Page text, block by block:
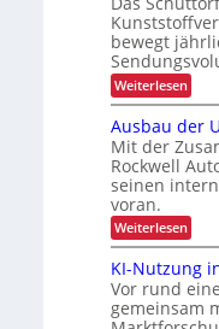
k
u
n
d
e
n
s
p
z
i
f
i
s
s
s
r
ü
c
k
m
e
l
d
u
n
g
u
e
n
z
l
i
e
f
e
r
u
n
d
a
n
k
A
i
bewegt
Weiterlesen:
A
u
t
o
m
a
i
s
i
e
r
t
e
Ausbau der
Mit der
Rockwell
seinen
voran.
Weiterlesen:
A
s
b
a
KI-Nutzung
Vor rund
gemeinsam